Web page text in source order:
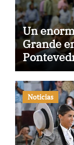
Un
Grande
Noticias